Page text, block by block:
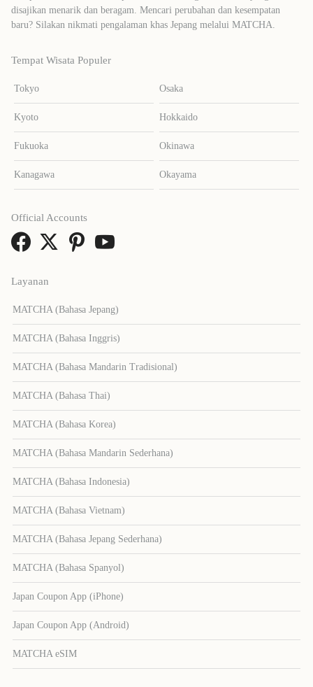
disajikan menarik dan beragam. Mencari perubahan dan kesempatan
baru? Silakan nikmati pengalaman khas Jepang melalui MATCHA.
Tempat Wisata Populer
Tokyo Osaka
Kyoto Hokkaido
Fukuoka Okinawa
Kanagawa Okayama
Layanan
MATCHA (Bahasa Jepang)
MATCHA (Bahasa Inggris)
MATCHA (Bahasa Mandarin Tradisional)
MATCHA (Bahasa Thai)
MATCHA (Bahasa Korea)
MATCHA (Bahasa Mandarin Sederhana)
MATCHA (Bahasa Indonesia)
MATCHA (Bahasa Vietnam)
MATCHA (Bahasa Jepang Sederhana)
MATCHA (Bahasa Spanyol)
Japan Coupon App (iPhone)
Japan Coupon App (Android)
MATCHA eSIM
Official Accounts